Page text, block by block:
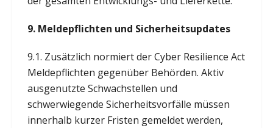
9. Meldepflichten und Sicherheitsupdates
9.1. Zusätzlich normiert der Cyber Resilience Act
Meldepflichten gegenüber Behörden. Aktiv
ausgenutzte Schwachstellen und
schwerwiegende Sicherheitsvorfälle müssen
innerhalb kurzer Fristen gemeldet werden,